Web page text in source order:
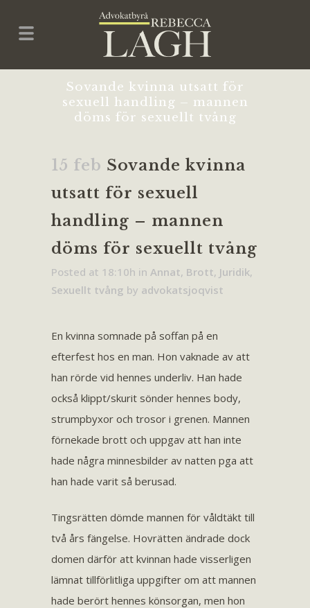
Sovande kvinna utsatt för
sexuell handling – mannen
döms för sexuellt tvång
15 feb Sovande kvinna
utsatt för sexuell
handling – mannen
döms för sexuellt tvång
Posted at 18:10h in Annat, Brott, Juridik,
Sexuellt tvång by advokatsjoqvist
En kvinna somnade på soffan på en
efterfest hos en man. Hon vaknade av att
han rörde vid hennes underliv. Han hade
också klippt/skurit sönder hennes body,
strumpbyxor och trosor i grenen. Mannen
förnekade brott och uppgav att han inte
hade några minnesbilder av natten pga att
han hade varit så berusad.
Tingsrätten dömde mannen för våldtäkt till
två års fängelse. Hovrätten ändrade dock
domen därför att kvinnan hade visserligen
lämnat tillförlitliga uppgifter om att mannen
hade berört hennes könsorgan, men hon